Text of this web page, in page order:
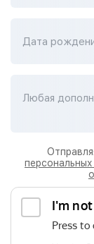
Дата
Любая